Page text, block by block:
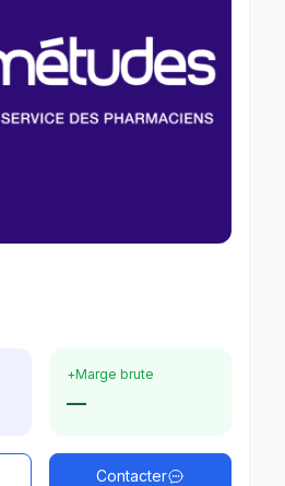
+Marge brute
—
Contacter